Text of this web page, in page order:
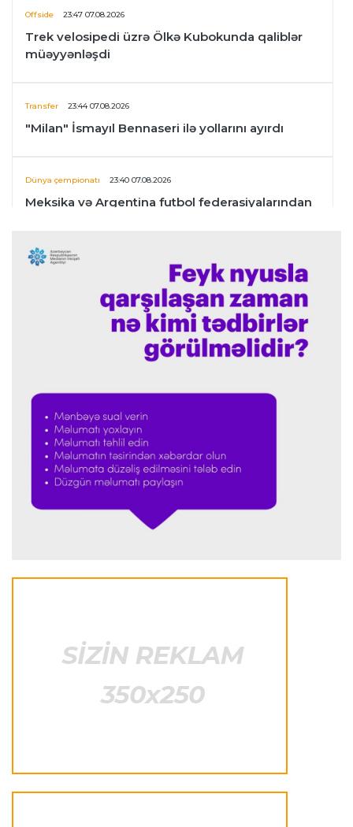
Offside 23:47 07.08.2026
Trek velosipedi üzrə Ölkə Kubokunda qaliblər
müəyyənləşdi
Transfer 23:44 07.08.2026
"Milan" İsmayıl Bennaseri ilə yollarını ayırdı
Dünya çempionatı 23:40 07.08.2026
Meksika və Argentina futbol federasiyalarından
"Formula 1" pilotlarının 2026-cı il reytinqi
qatdı
Formula-1 23:29 07.08.2026
"Antonellinin potensialına heç vaxt şübhə
"Onun istedadı uşaq yaşlarından bəlli idi"